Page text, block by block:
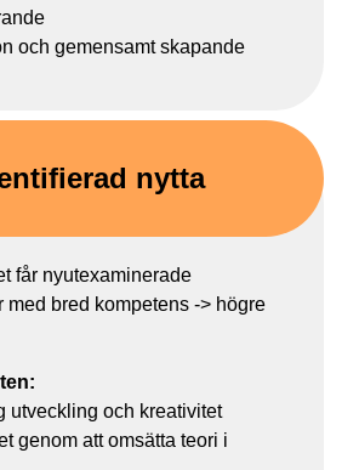
och gemensamt skapande
nytta
får nyutexaminerade
med bred kompetens -> högre
utveckling och kreativitet
genom att omsätta teori i